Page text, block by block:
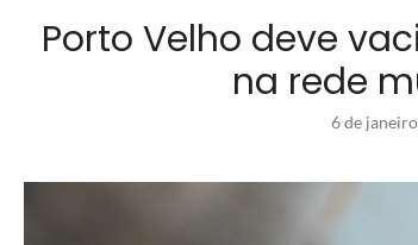
Porto Velho deve
na rede
6 de